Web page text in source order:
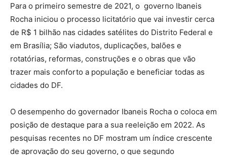
Para o primeiro semestre de 2021, o governo Ibaneis
Rocha iniciou o processo licitatório que vai investir cerca
de R$ 1 bilhão nas cidades satélites do Distrito Federal e
em Brasília; São viadutos, duplicações, balões e
rotatórias, reformas, construções e o obras que vão
trazer mais conforto a população e beneficiar todas as
cidades do DF.
O desempenho do governador Ibaneis Rocha o coloca em
posição de destaque para a sua reeleição em 2022. As
pesquisas recentes no DF mostram um índice crescente
de aprovação do seu governo, o que segundo